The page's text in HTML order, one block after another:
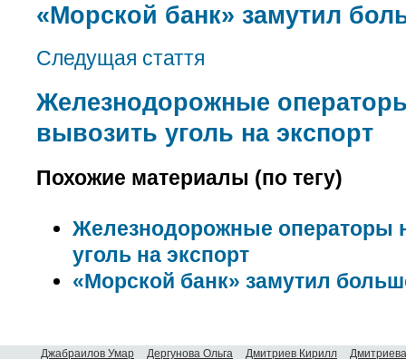
«Морской банк» замутил
Следущая стаття
Железнодорожные
вывозить уголь на экспорт
Похожие материалы (по тегу)
Железнодорожные операторы
уголь на экспорт
«Морской банк» замутил
Джабраилов Умар Дергунова Ольга Дмитриев Кирилл